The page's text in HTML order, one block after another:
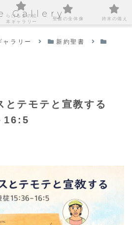
Gallery
ャラリー
新約聖書
とテモテと宣教する
16:5
らけるまの絵
本ギャラリー
聖書の全体像 終末の備え